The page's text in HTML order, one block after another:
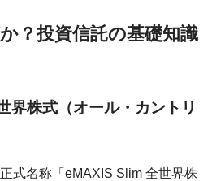
？投資信託の基礎知識
界株式（オール・カントリ
式名称「eMAXIS Slim 全世界株